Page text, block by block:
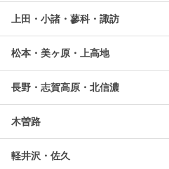
上田・小諸・蓼科・諏訪
松本・美ヶ原・上高地
長野・志賀高原・北信濃
木曽路
軽井沢・佐久